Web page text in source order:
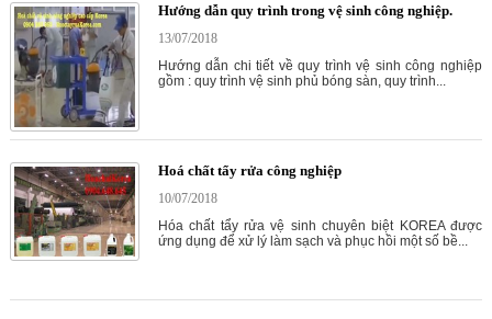
Hướng dẫn quy trình trong vệ sinh công nghiệp.
13/07/2018
Hướng dẫn chi tiết về quy trình vệ sinh công nghiệp
gồm : quy trình vệ sinh phủ bóng sàn, quy trình...
Hoá chất tẩy rửa công nghiệp
10/07/2018
Hóa chất tẩy rửa vệ sinh chuyên biệt KOREA được
ứng dụng để xử lý làm sạch và phục hồi một số bề...